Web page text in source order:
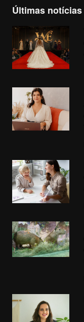
Últimas notícias